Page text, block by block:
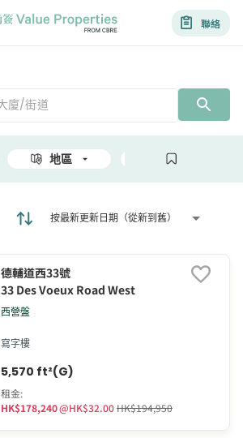
聯絡
地區 面積
按最新更新日期（從新到舊）
德輔道西33號
33 Des Voeux Road West
西營盤
寫字樓
5,570 ft²(G)
租金:
HK$178,240@HK$32.00HK$194,950